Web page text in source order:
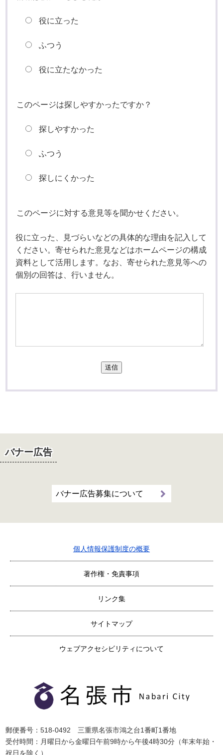
役に立った
ふつう
役に立たなかった
このページは探しやすかったですか？
探しやすかった
ふつう
探しにくかった
このページに対する意見等を聞かせください。
役に立った、見づらいなどの具体的な理由を記入して
ください。寄せられた意見などはホームページの構成
資料として活用します。なお、寄せられた意見等への
個別の回答は、行いません。
送信
バナー広告
バナー広告募集について
個人情報保護制度の概要
著作権・免責事項
リンク集
サイトマップ
ウェブアクセシビリティについて
郵便番号：518-0492 三重県名張市鴻之台1番町1番地
受付時間：月曜日から金曜日午前9時から午後4時30分（年末年始・
祝日を除く）